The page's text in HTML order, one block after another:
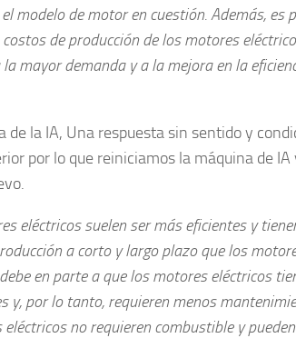
modelo de motor en cuestión. Además, es
de producción de los motores
mayor demanda y a la mejora en la
de la IA, Una respuesta sin sentido y
por lo que reiniciamos la máquina de IA
eléctricos suelen ser más eficientes y
a corto y largo plazo que los
en parte a que los motores eléctricos
y, por lo tanto, requieren menos
no requieren combustible y